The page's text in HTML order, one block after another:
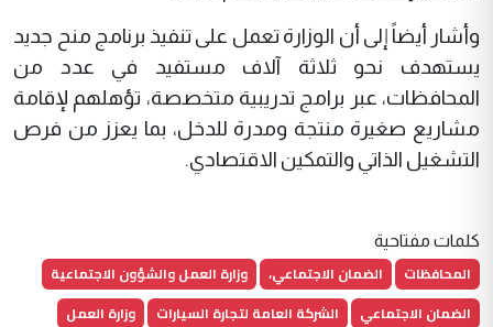
وأشار أيضاً إلى أن الوزارة تعمل على تنفيذ برنامج منح جديد
يستهدف نحو ثلاثة آلاف مستفيد في عدد من
المحافظات، عبر برامج تدريبية متخصصة، تؤهلهم لإقامة
مشاريع صغيرة منتجة ومدرة للدخل، بما يعزز من فرص
التشغيل الذاتي والتمكين الاقتصادي.
كلمات مفتاحية
المحافظات الضمان الاجتماعي،
وزارة العمل والشؤون الاجتماعية
الضمان الاجتماعي
الشركة العامة لتجارة السيارات
وزارة العمل